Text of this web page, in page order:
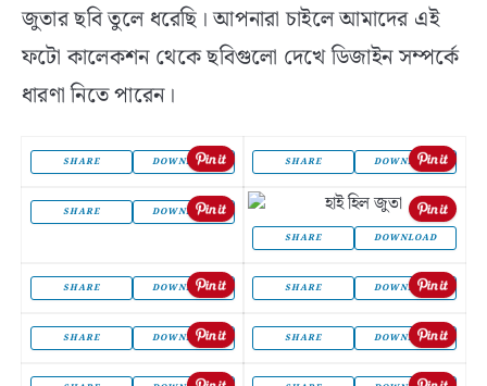
জুতার ছবি তুলে ধরেছি। আপনারা চাইলে আমাদের এই
ফটো কালেকশন থেকে ছবিগুলো দেখে ডিজাইন সম্পর্কে
ধারণা নিতে পারেন।
SHARE DOWNLOAD SHARE DOWNLOAD
SHARE
DOWNLOAD
SHARE
DOWNLOAD
SHARE DOWNLOAD SHARE DOWNLOAD
SHARE DOWNLOAD SHARE DOWNLOAD